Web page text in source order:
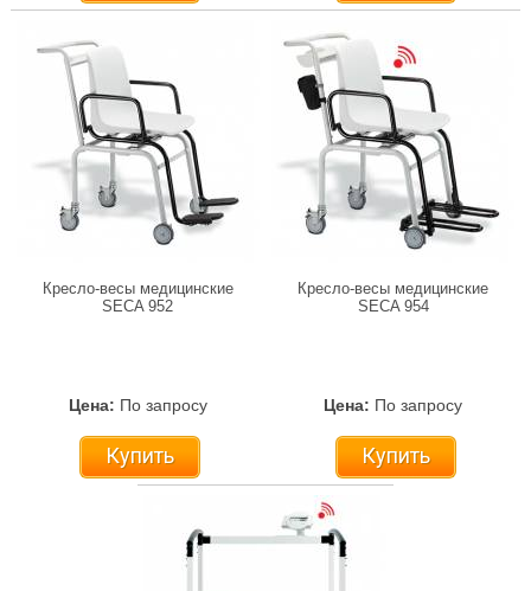
Кресло-весы медицинские
SECA 952
Цена: По запросу
Купить
Кресло-весы медицинские
SECA 954
Цена: По запросу
Купить